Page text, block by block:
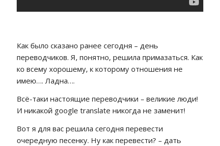
Как было сказано ранее сегодня – день
переводчиков. Я, понятно, решила примазаться. Как
ко всему хорошему, к которому отношения не
имею…. Ладна….
Всё-таки настоящие переводчики – великие люди!
И никакой google translate никогда не заменит!
Вот я для вас решила сегодня перевести
очередную песенку. Ну как перевести? – дать